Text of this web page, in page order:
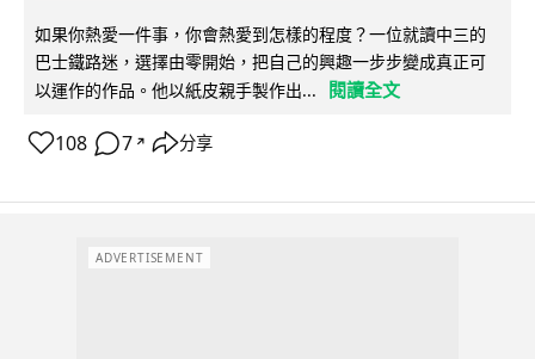
如果你熱愛一件事，你會熱愛到怎樣的程度？一位就讀中三的
巴士鐵路迷，選擇由零開始，把自己的興趣一步步變成真正可
以運作的作品。他以紙皮親手製作出...
閱讀全文
108 7 ↗ 分享
ADVERTISEMENT